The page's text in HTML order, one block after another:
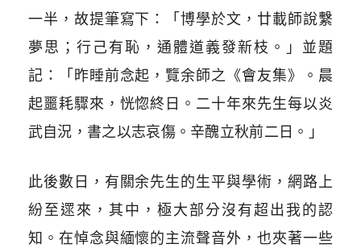
一半，故提筆寫下：「博學於文，廿載師說繫
夢思；行己有恥，通體道義發新枝。」並題
記：「昨睡前念起，覽余師之《會友集》。晨
起噩耗驟來，恍惚終日。二十年來先生每以炎
武自況，書之以志哀傷。辛醜立秋前二日。」
此後數日，有關余先生的生平與學術，網路上
紛至遝來，其中，極大部分沒有超出我的認
知。在悼念與緬懷的主流聲音外，也夾著一些